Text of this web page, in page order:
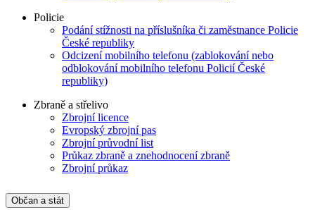
Policie
Podání stížnosti na příslušníka či zaměstnance Policie
České republiky
Odcizení mobilního telefonu (zablokování nebo
odblokování mobilního telefonu Policií České
republiky)
Zbraně a střelivo
Zbrojní licence
Evropský zbrojní pas
Zbrojní průvodní list
Průkaz zbraně a znehodnocení zbraně
Zbrojní průkaz
Občan a stát